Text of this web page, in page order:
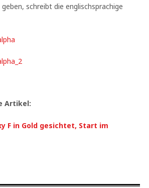
schreibt die englischsprachige
Artikel:
F in Gold gesichtet, Start im